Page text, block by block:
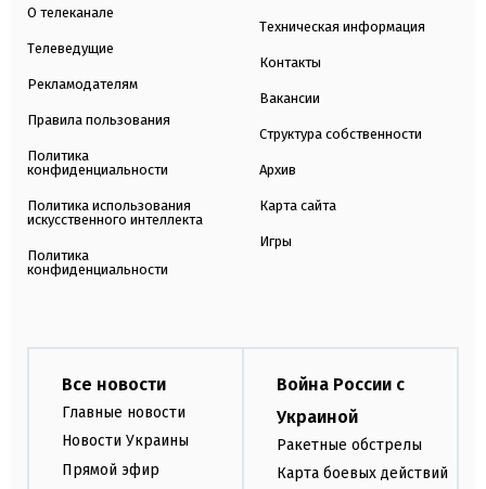
О телеканале
Телеведущие
Рекламодателям
Правила пользования
Политика
конфиденциальности
Политика использования
искусственного интеллекта
Политика
конфиденциальности
Техническая информация
Контакты
Вакансии
Структура собственности
Архив
Карта сайта
Игры
Все новости
Главные новости
Новости Украины
Прямой эфир
Война России с
Украиной
Ракетные обстрелы
Карта боевых действий